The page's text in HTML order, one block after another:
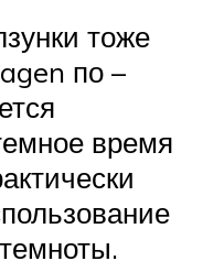
тоже
по –
время